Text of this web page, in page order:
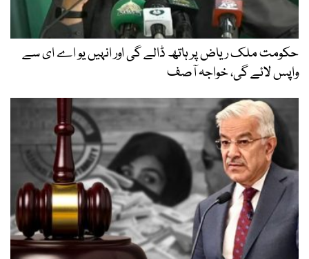
حکومت ملک ریاض پر ہاتھ ڈالے گی اور انہیں یو اے ای سے
واپس لائے گی، خواجہ آصف